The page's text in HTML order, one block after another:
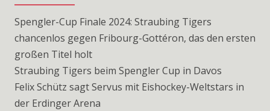
Spengler-Cup Finale 2024: Straubing Tigers
chancenlos gegen Fribourg-Gottéron, das den ersten
großen Titel holt
Straubing Tigers beim Spengler Cup in Davos
Felix Schütz sagt Servus mit Eishockey-Weltstars in
der Erdinger Arena